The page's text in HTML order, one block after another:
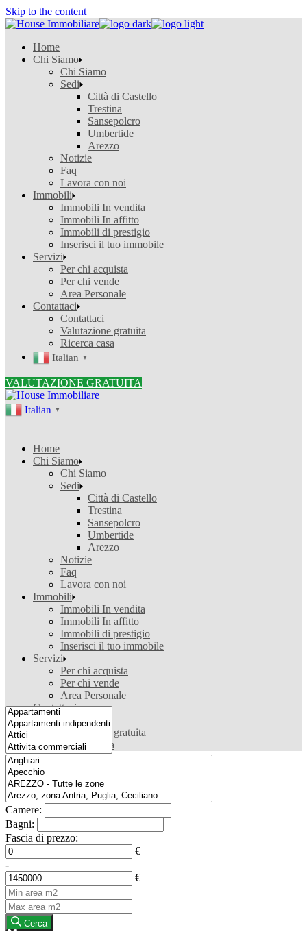
Skip to the content
Home
Chi Siamo
Chi Siamo
Sedi
Città di Castello
Trestina
Sansepolcro
Umbertide
Arezzo
Notizie
Faq
Lavora con noi
Immobili
Immobili In vendita
Immobili In affitto
Immobili di prestigio
Inserisci il tuo immobile
Servizi
Per chi acquista
Per chi vende
Area Personale
Contattaci
Contattaci
Valutazione gratuita
Ricerca casa
Italian ▼
VALUTAZIONE GRATUITA
Italian ▼
Home
Chi Siamo
Chi Siamo
Sedi
Città di Castello
Trestina
Sansepolcro
Umbertide
Arezzo
Notizie
Faq
Lavora con noi
Immobili
Immobili In vendita
Immobili In affitto
Immobili di prestigio
Inserisci il tuo immobile
Servizi
Per chi acquista
Per chi vende
Area Personale
Contattaci
Contattaci
Valutazione gratuita
Ricerca casa
Camere:
Bagni:
Fascia di prezzo:
€
-
€
Cerca